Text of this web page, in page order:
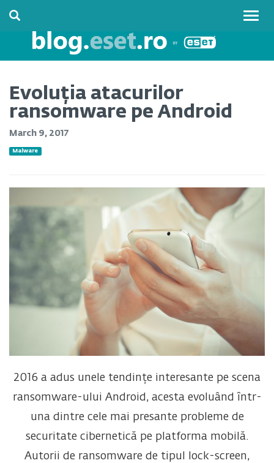
Evoluția atacurilor
ransomware pe Android
March 9, 2017
Malware
2016 a adus unele tendințe interesante pe scena
ransomware-ului Android, acesta evoluând într-
una dintre cele mai presante probleme de
securitate cibernetică pe platforma mobilă.
Autorii de ransomware de tipul lock-screen,